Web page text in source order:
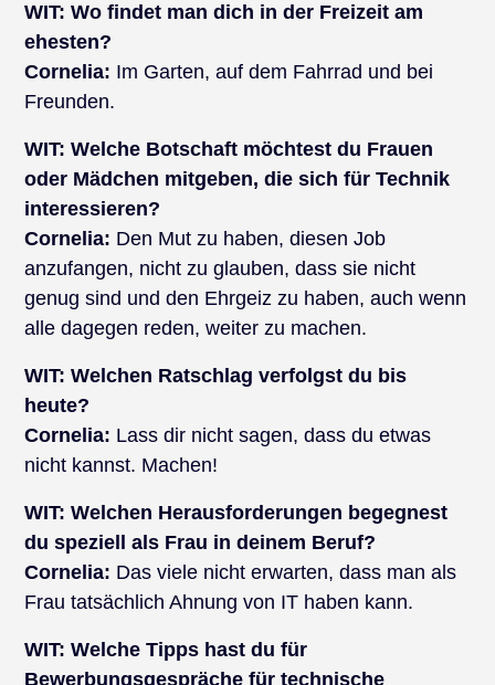
WIT: Wo findet man dich in der Freizeit am
ehesten?
Cornelia: Im Garten, auf dem Fahrrad und bei
Freunden.
WIT: Welche Botschaft möchtest du Frauen
oder Mädchen mitgeben, die sich für Technik
interessieren?
Cornelia: Den Mut zu haben, diesen Job
anzufangen, nicht zu glauben, dass sie nicht
genug sind und den Ehrgeiz zu haben, auch wenn
alle dagegen reden, weiter zu machen.
WIT: Welchen Ratschlag verfolgst du bis
heute?
Cornelia: Lass dir nicht sagen, dass du etwas
nicht kannst. Machen!
WIT: Welchen Herausforderungen begegnest
du speziell als Frau in deinem Beruf?
Cornelia: Das viele nicht erwarten, dass man als
Frau tatsächlich Ahnung von IT haben kann.
WIT: Welche Tipps hast du für
Bewerbungsgespräche für technische